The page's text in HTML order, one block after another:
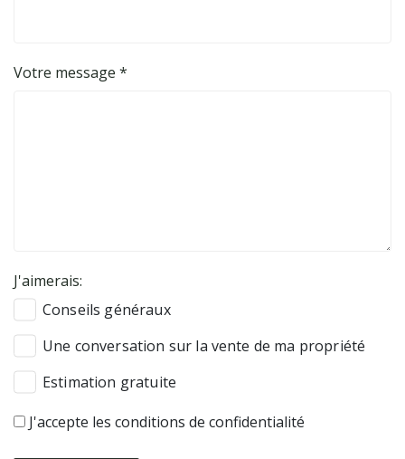
Votre message *
J'aimerais:
Conseils généraux
Une conversation sur la vente de ma propriété
Estimation gratuite
J'accepte les conditions de confidentialité